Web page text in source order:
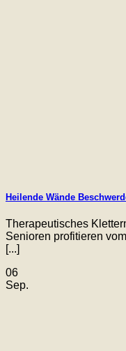
Heilende Wände
Therapeutisches
Senioren profitieren
[...]
06
Sep.